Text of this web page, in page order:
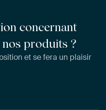
concernant
produits ?
et se fera un plaisir